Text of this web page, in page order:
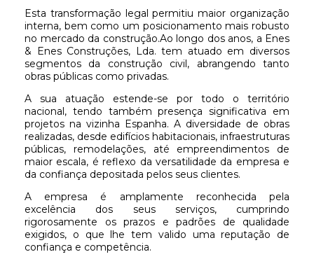
Esta transformação legal permitiu maior organização
interna, bem como um posicionamento mais robusto
no mercado da construção.Ao longo dos anos, a Enes
& Enes Construções, Lda. tem atuado em diversos
segmentos da construção civil, abrangendo tanto
obras públicas como privadas.
A sua atuação estende-se por todo o território
nacional, tendo também presença significativa em
projetos na vizinha Espanha. A diversidade de obras
realizadas, desde edifícios habitacionais, infraestruturas
públicas, remodelações, até empreendimentos de
maior escala, é reflexo da versatilidade da empresa e
da confiança depositada pelos seus clientes.
A empresa é amplamente reconhecida pela
excelência dos seus serviços, cumprindo
rigorosamente os prazos e padrões de qualidade
exigidos, o que lhe tem valido uma reputação de
confiança e competência.